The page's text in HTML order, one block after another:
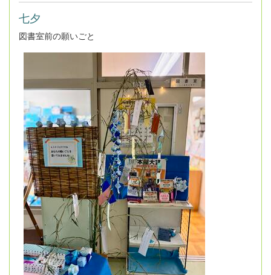
七夕
図書室前の願いごと